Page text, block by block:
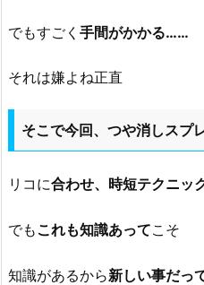
でもすごく 手間がかかる……
それは嫌よね正直
そこで今回、つや消しスプ
リコに合わせ、時短テクニッ
でも これも知識あってこそ
知識があるから新しい事だっ